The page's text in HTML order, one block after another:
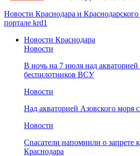
Новости Краснодара и Краснодарского
портале krd1
Новости Краснодара
Новости
В ночь на 7 июля над
беспилотников ВСУ
Новости
Над акваторией Азовского
Новости
Спасатели напомнили о запрете
Краснодара